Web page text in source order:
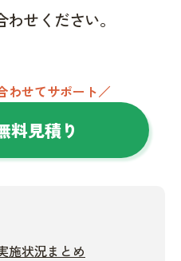
せください。
わせてサポート／
料見積り
施状況まとめ